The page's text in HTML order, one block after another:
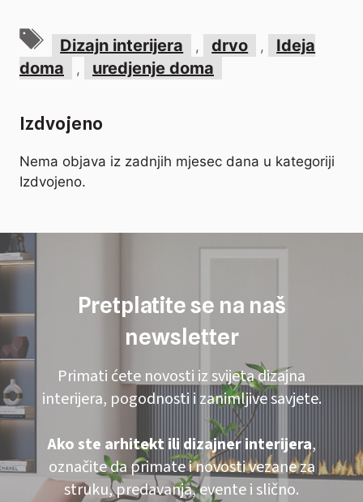
Oznake
Dizajn interijera , drvo ,
Ideja
doma
, uredjenje doma
Izdvojeno
Nema objava iz zadnjih mjesec dana u kategoriji
Izdvojeno.
Pretplatite se na naš
newsletter
Primati ćete novosti iz svijeta dizajna
interijera, pogodnosti i zanimljive savjete.
Ako ste arhitekt ili dizajner interijera,
označite da primate i novosti vezane za
struku, predavanja, evente i slično.